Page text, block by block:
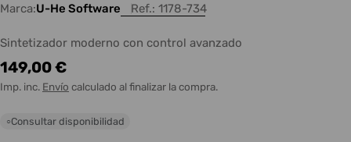
Marca:U-He Software Ref.: 1178-734
Sintetizador moderno con control avanzado
Precio
habitual
149,00 €
Imp. inc. Envío calculado al finalizar la compra.
○Consultar disponibilidad